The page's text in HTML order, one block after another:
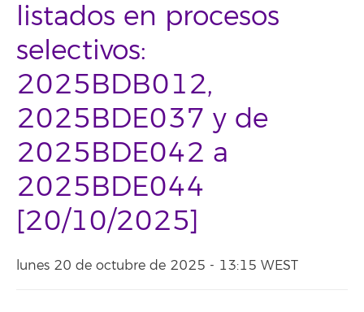
listados en procesos
selectivos:
2025BDB012,
2025BDE037 y de
2025BDE042 a
2025BDE044
[20/10/2025]
lunes 20 de octubre de 2025 - 13:15 WEST